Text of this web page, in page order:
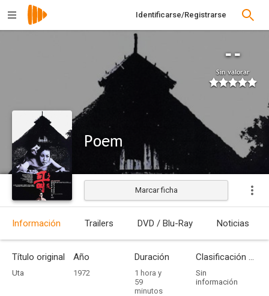
Identificarse/Registrarse
--
Sin valorar
Poem
Estrenada
Marcar ficha
Información Trailers DVD / Blu-Ray Noticias
Título original
Uta
Año
1972
Duración
1 hora y
59
minutos
Clasificación por edades
Sin
información